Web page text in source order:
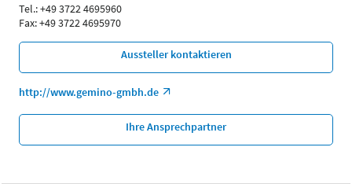
Tel.: +49 3722 4695960
Fax: +49 3722 4695970
Aussteller kontaktieren
http://www.gemino-gmbh.de
Ihre Ansprechpartner